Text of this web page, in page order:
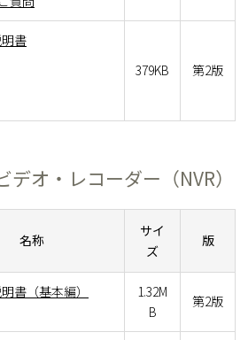
書
379KB
第2版
オ・レコーダー（NVR）
名称
サイ
ズ
版
書（基本編）
1.32M
B
第2版